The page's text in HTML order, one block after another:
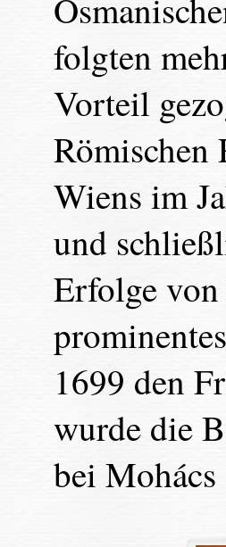
folgten
Vorteil
Römischen
Wiens im
und
Erfolge
1699 den
wurde die
bei